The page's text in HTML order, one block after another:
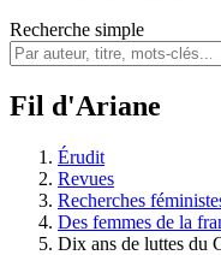
Recherche simple
Fil d'Ariane
Érudit
Revues
Recherches
Des femmes de la
Dix ans de luttes du